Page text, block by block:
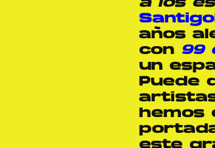
a los
años
con 99
un
Puede
hemos
este